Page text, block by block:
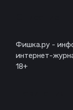
Фишка.ру -
интернет-
18+